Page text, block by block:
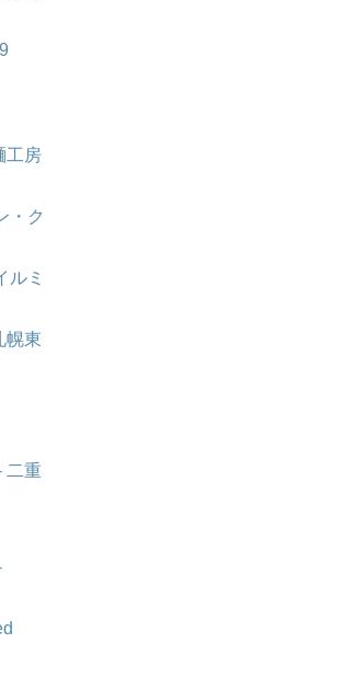
工房
・ク
ルミ
幌東
二重